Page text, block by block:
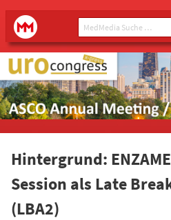
Main menu
MedMedia MedMedia Suche ...
Hintergrund:
Session als Late
(LBA2)